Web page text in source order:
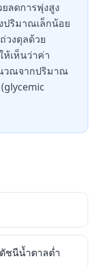
ลดการพุ่งสูง
ปริมาณเล็กน้อย
วงดุลด้วย
เห็นว่าค่า
วณจากปริมาณ
ชนีน้ำตาลต่ำ